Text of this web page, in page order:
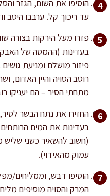
עד ריכוך קל. ערבבו היטב
פזרו מעל הירקות בצורה
בעדינות (ההמסה של
פיזור מושלם ומניעת
רוטב הסויה והיין האדום,
מתחתי הסיר – הם יעניקו
החזירו את נתח הבשר
בעדינות את המים
(חשוב להשאיר כשני
עמוק מהאידוי).
הוסיפו דבש, וממליחים/
המרק והסויה מוסיפים